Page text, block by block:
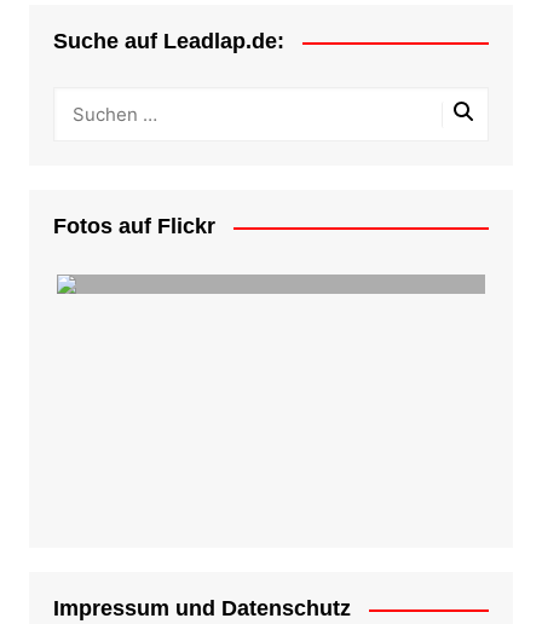
Suche auf Leadlap.de:
Fotos auf Flickr
Impressum und Datenschutz